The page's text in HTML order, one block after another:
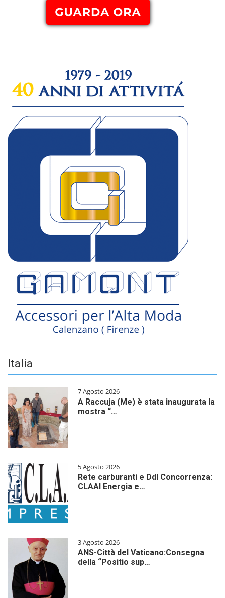
Italia
7 Agosto 2026
A Raccuja (Me) è stata inaugurata la
mostra “…
5 Agosto 2026
Rete carburanti e Ddl Concorrenza:
CLAAI Energia e…
3 Agosto 2026
ANS-Città del Vaticano:Consegna
della “Positio sup…